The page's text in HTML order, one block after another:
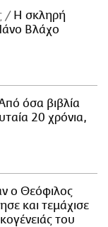
H σκληρή
Βλάχο
όσα βιβλία
20 χρόνια,
ο Θεόφιλος
και τεμάχισε
του